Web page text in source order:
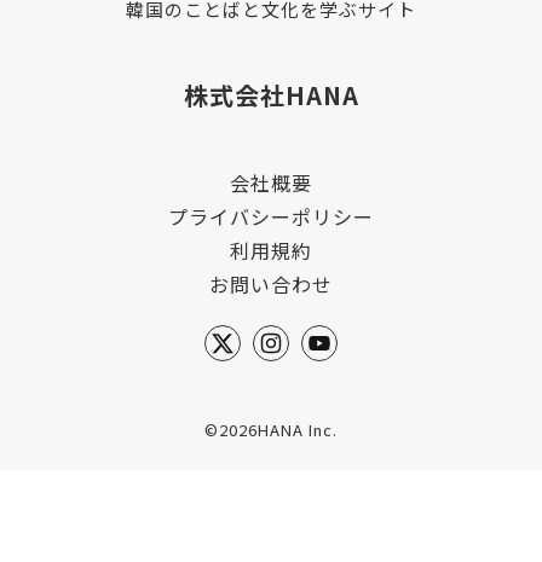
韓国のことばと文化を学ぶサイト
株式会社HANA
会社概要
プライバシーポリシー
利用規約
お問い合わせ
©2026HANA Inc.